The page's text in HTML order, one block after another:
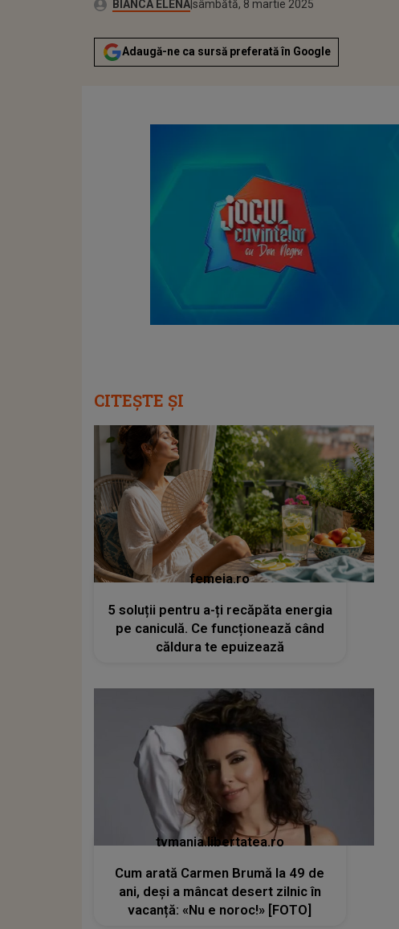
Autor:BIANCA ELENAsâmbătă, 8 martie 2025
Actualizat:
sâmbătă, 8 martie 2025
Adaugă-ne ca sursă preferată în Google
CITEȘTE ȘI
femeia.ro
5 soluții pentru a-ți recăpăta energia
pe caniculă. Ce funcționează când
căldura te epuizează
tvmania.libertatea.ro
Cum arată Carmen Brumă la 49 de
ani, deși a mâncat desert zilnic în
vacanță: «Nu e noroc!» [FOTO]